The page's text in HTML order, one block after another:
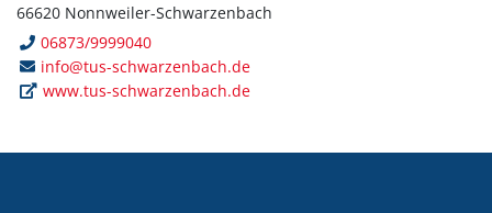
66620 Nonnweiler-Schwarzenbach
06873/9999040
info@tus-schwarzenbach.de
www.tus-schwarzenbach.de